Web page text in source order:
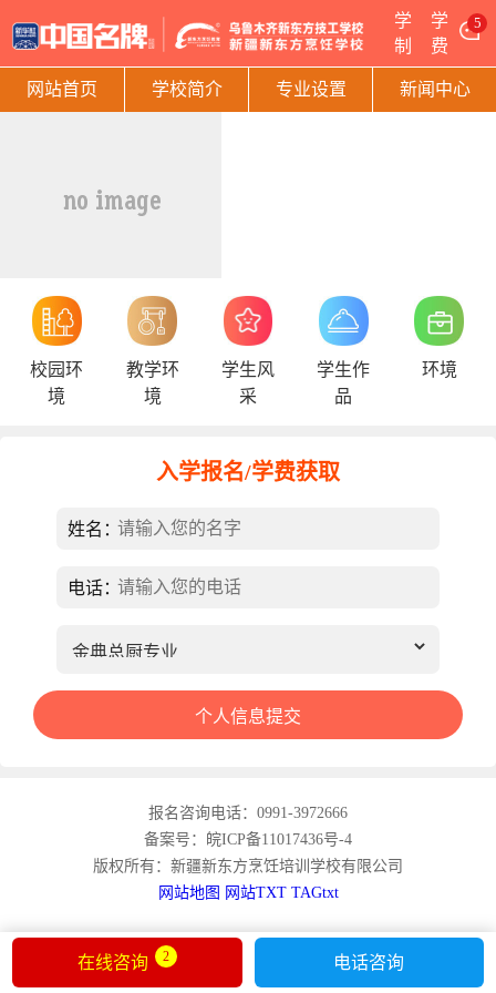
学
制
学
费
5
网站首页 学校简介 专业设置 新闻中心
校园环
境
教学环
境
学生风
采
学生作
品
环境
入学报名/学费获取
姓名：
电话：
报名咨询电话：0991-3972666
备案号：皖ICP备11017436号-4
版权所有：新疆新东方烹饪培训学校有限公司
网站地图 网站TXT TAGtxt
在线咨询 2 电话咨询